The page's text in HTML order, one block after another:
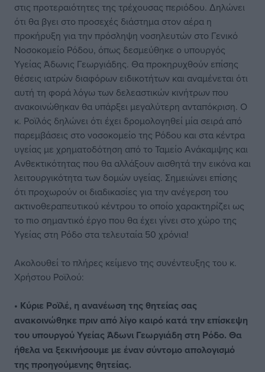
στις προτεραιότητες της τρέχουσας περιόδου. Δηλώνει
ότι θα βγει στο προσεχές διάστημα στον αέρα η
προκήρυξη για την πρόσληψη νοσηλευτών στο Γενικό
Νοσοκομείο Ρόδου, όπως δεσμεύθηκε ο υπουργός
Υγείας Άδωνις Γεωργιάδης. Θα προκηρυχθούν επίσης
θέσεις ιατρών διαφόρων ειδικοτήτων και αναμένεται ότι
αυτή τη φορά λόγω των δελεαστικών κινήτρων που
ανακοινώθηκαν θα υπάρξει μεγαλύτερη ανταπόκριση. Ο
κ. Ροϊλός δηλώνει ότι έχει δρομολογηθεί μία σειρά από
παρεμβάσεις στο νοσοκομείο της Ρόδου και στα κέντρα
υγείας με χρηματοδότηση από το Ταμείο Ανάκαμψης και
Ανθεκτικότητας που θα αλλάξουν αισθητά την εικόνα και
λειτουργικότητα των δομών υγείας. Σημειώνει επίσης
ότι προχωρούν οι διαδικασίες για την ανέγερση του
ακτινοθεραπευτικού κέντρου το οποίο χαρακτηρίζει ως
το πιο σημαντικό έργο που θα έχει γίνει στο χώρο της
Υγείας στη Ρόδο στα τελευταία 50 χρόνια!
Ακολουθεί το πλήρες κείμενο της συνέντευξης του κ.
Χρήστου Ροϊλού:
• Κύριε Ροϊλέ, η ανανέωση της θητείας σας
ανακοινώθηκε πριν από λίγο καιρό κατά την επίσκεψη
του υπουργού Υγείας Άδωνι Γεωργιάδη στη Ρόδο. Θα
ήθελα να ξεκινήσουμε με έναν σύντομο απολογισμό
της προηγούμενης θητείας.